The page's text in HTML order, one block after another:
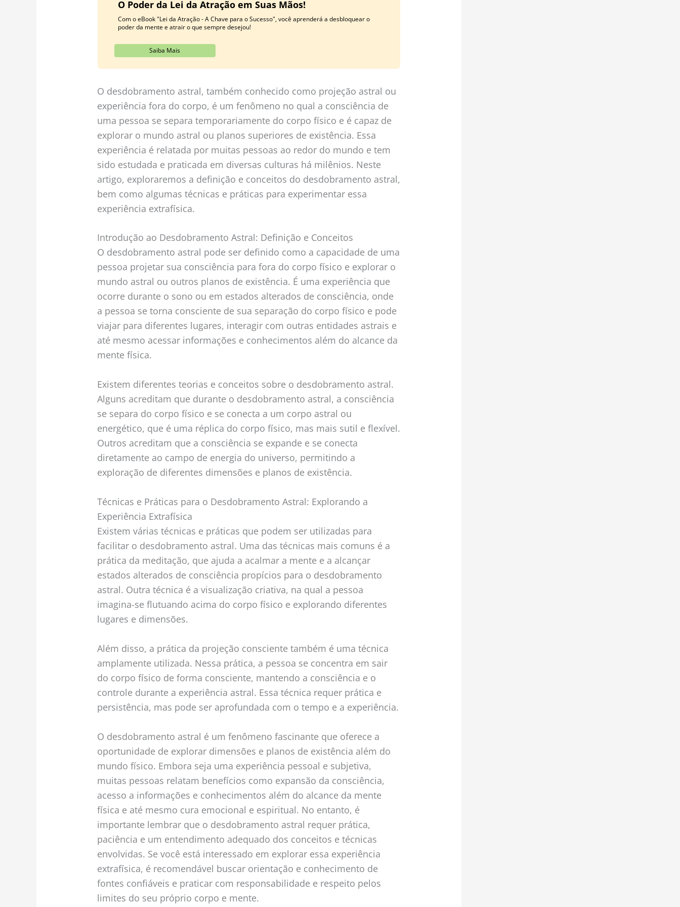
O Poder da Lei da Atração em Suas Mãos!
Com o eBook "Lei da Atração - A Chave para o Sucesso", você aprenderá a desbloquear o
poder da mente e atrair o que sempre desejou!
Saiba Mais
O desdobramento astral, também conhecido como projeção astral ou
experiência fora do corpo, é um fenômeno no qual a consciência de
uma pessoa se separa temporariamente do corpo físico e é capaz de
explorar o mundo astral ou planos superiores de existência. Essa
experiência é relatada por muitas pessoas ao redor do mundo e tem
sido estudada e praticada em diversas culturas há milênios. Neste
artigo, exploraremos a definição e conceitos do desdobramento astral,
bem como algumas técnicas e práticas para experimentar essa
experiência extrafísica.
Introdução ao Desdobramento Astral: Definição e Conceitos
O desdobramento astral pode ser definido como a capacidade de uma
pessoa projetar sua consciência para fora do corpo físico e explorar o
mundo astral ou outros planos de existência. É uma experiência que
ocorre durante o sono ou em estados alterados de consciência, onde
a pessoa se torna consciente de sua separação do corpo físico e pode
viajar para diferentes lugares, interagir com outras entidades astrais e
até mesmo acessar informações e conhecimentos além do alcance da
mente física.
Existem diferentes teorias e conceitos sobre o desdobramento astral.
Alguns acreditam que durante o desdobramento astral, a consciência
se separa do corpo físico e se conecta a um corpo astral ou
energético, que é uma réplica do corpo físico, mas mais sutil e flexível.
Outros acreditam que a consciência se expande e se conecta
diretamente ao campo de energia do universo, permitindo a
exploração de diferentes dimensões e planos de existência.
Técnicas e Práticas para o Desdobramento Astral: Explorando a
Experiência Extrafísica
Existem várias técnicas e práticas que podem ser utilizadas para
facilitar o desdobramento astral. Uma das técnicas mais comuns é a
prática da meditação, que ajuda a acalmar a mente e a alcançar
estados alterados de consciência propícios para o desdobramento
astral. Outra técnica é a visualização criativa, na qual a pessoa
imagina-se flutuando acima do corpo físico e explorando diferentes
lugares e dimensões.
Além disso, a prática da projeção consciente também é uma técnica
amplamente utilizada. Nessa prática, a pessoa se concentra em sair
do corpo físico de forma consciente, mantendo a consciência e o
controle durante a experiência astral. Essa técnica requer prática e
persistência, mas pode ser aprofundada com o tempo e a experiência.
O desdobramento astral é um fenômeno fascinante que oferece a
oportunidade de explorar dimensões e planos de existência além do
mundo físico. Embora seja uma experiência pessoal e subjetiva,
muitas pessoas relatam benefícios como expansão da consciência,
acesso a informações e conhecimentos além do alcance da mente
física e até mesmo cura emocional e espiritual. No entanto, é
importante lembrar que o desdobramento astral requer prática,
paciência e um entendimento adequado dos conceitos e técnicas
envolvidas. Se você está interessado em explorar essa experiência
extrafísica, é recomendável buscar orientação e conhecimento de
fontes confiáveis e praticar com responsabilidade e respeito pelos
limites do seu próprio corpo e mente.